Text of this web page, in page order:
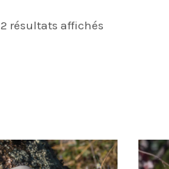
2 résultats affichés